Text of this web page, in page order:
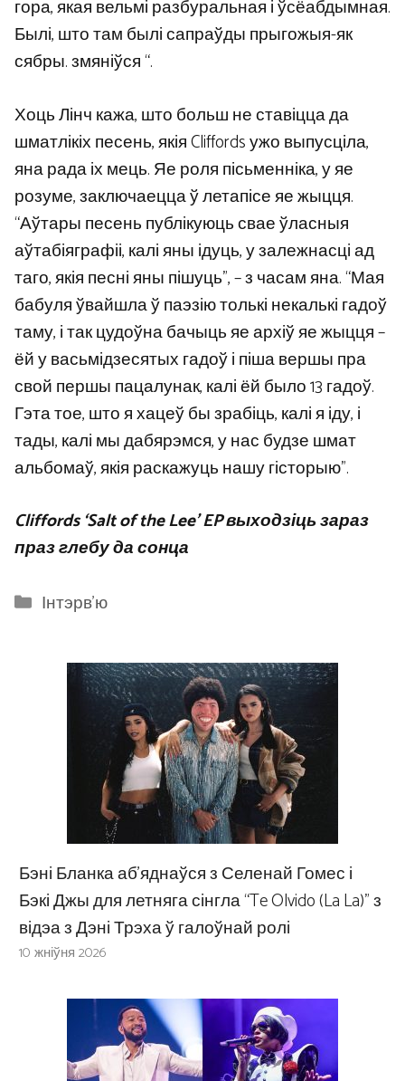
гора, якая вельмі разбуральная і ўсёабдымная.
Былі, што там былі сапраўды прыгожыя-як
сябры. змяніўся “.
Хоць Лінч кажа, што больш не ставіцца да
шматлікіх песень, якія Cliffords ужо выпусціла,
яна рада іх мець. Яе роля пісьменніка, у яе
розуме, заключаецца ў летапісе яе жыцця.
“Аўтары песень публікуюць свае ўласныя
аўтабіяграфіі, калі яны ідуць, у залежнасці ад
таго, якія песні яны пішуць”, – з часам яна. “Мая
бабуля ўвайшла ў паэзію толькі некалькі гадоў
таму, і так цудоўна бачыць яе архіў яе жыцця –
ёй у васьмідзесятых гадоў і піша вершы пра
свой першы пацалунак, калі ёй было 13 гадоў.
Гэта тое, што я хацеў бы зрабіць, калі я іду, і
тады, калі мы дабярэмся, у нас будзе шмат
альбомаў, якія раскажуць нашу гісторыю”.
Cliffords ‘Salt of the Lee’ EP выходзіць зараз
праз глебу да сонца
Categories
Інтэрв'ю
Бэні Бланка аб’яднаўся з Селенай Гомес і
Бэкі Джы для летняга сінгла “Te Olvido (La La)” з
відэа з Дэні Трэха ў галоўнай ролі
10 жніўня 2026